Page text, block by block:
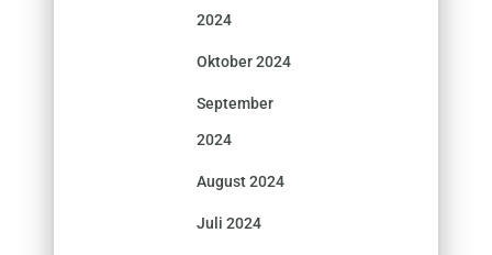
2024
Oktober 2024
September
2024
August 2024
Juli 2024